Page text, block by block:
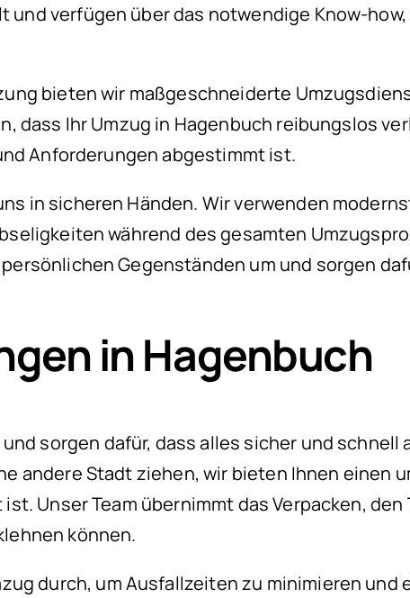
verfügen über das notwendige Know-how,
bieten wir maßgeschneiderte
Ihr Umzug in Hagenbuch reibungslos
Anforderungen abgestimmt ist.
in sicheren Händen. Wir verwenden
während des gesamten
Gegenständen um und sorgen
in Hagenbuch
sorgen dafür, dass alles sicher und schnell
andere Stadt ziehen, wir bieten Ihnen einen
Unser Team übernimmt das Verpacken, den
können.
durch, um Ausfallzeiten zu minimieren und